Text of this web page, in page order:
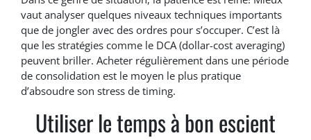
vaut analyser quelques niveaux techniques importants
que de jongler avec des ordres pour s’occuper. C’est là
que les stratégies comme le DCA (dollar-cost averaging)
peuvent briller. Acheter régulièrement dans une période
de consolidation est le moyen le plus pratique
d’absoudre son stress de timing.
Utiliser le temps à bon escient